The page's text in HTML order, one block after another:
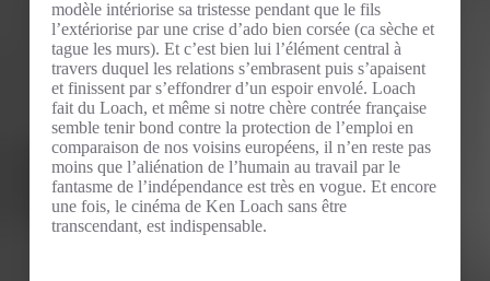
modèle intériorise sa tristesse pendant que le fils
l’extériorise par une crise d’ado bien corsée (ca sèche et
tague les murs). Et c’est bien lui l’élément central à
travers duquel les relations s’embrasent puis s’apaisent
et finissent par s’effondrer d’un espoir envolé. Loach
fait du Loach, et même si notre chère contrée française
semble tenir bond contre la protection de l’emploi en
comparaison de nos voisins européens, il n’en reste pas
moins que l’aliénation de l’humain au travail par le
fantasme de l’indépendance est très en vogue. Et encore
une fois, le cinéma de Ken Loach sans être
transcendant, est indispensable.